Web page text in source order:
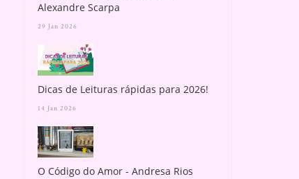
Alexandre Scarpa
29 Jan 2026
Dicas de Leituras rápidas para 2026!
14 Jan 2026
O Código do Amor - Andresa Rios